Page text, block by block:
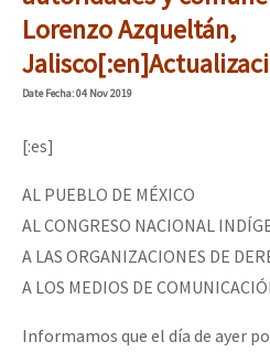
Mundo
EZLN
La Sexta
AutonomÍa y Resistencia
Megaproyectos
Migración
Presos
Dia 1: Encontro “Guerra contra a
[CDMX – 20 julio] Jornadas
“Sonhando a Terra do Bem Virá”
Lorenzo Azqueltán,
DateFecha: 04 Nov 2019
[:es]
AL PUEBLO DE MÉXICO
AL CONGRESO NACIONAL
A LAS ORGANIZACIONES DE
A LOS MEDIOS DE
Informamos que el día de ayer